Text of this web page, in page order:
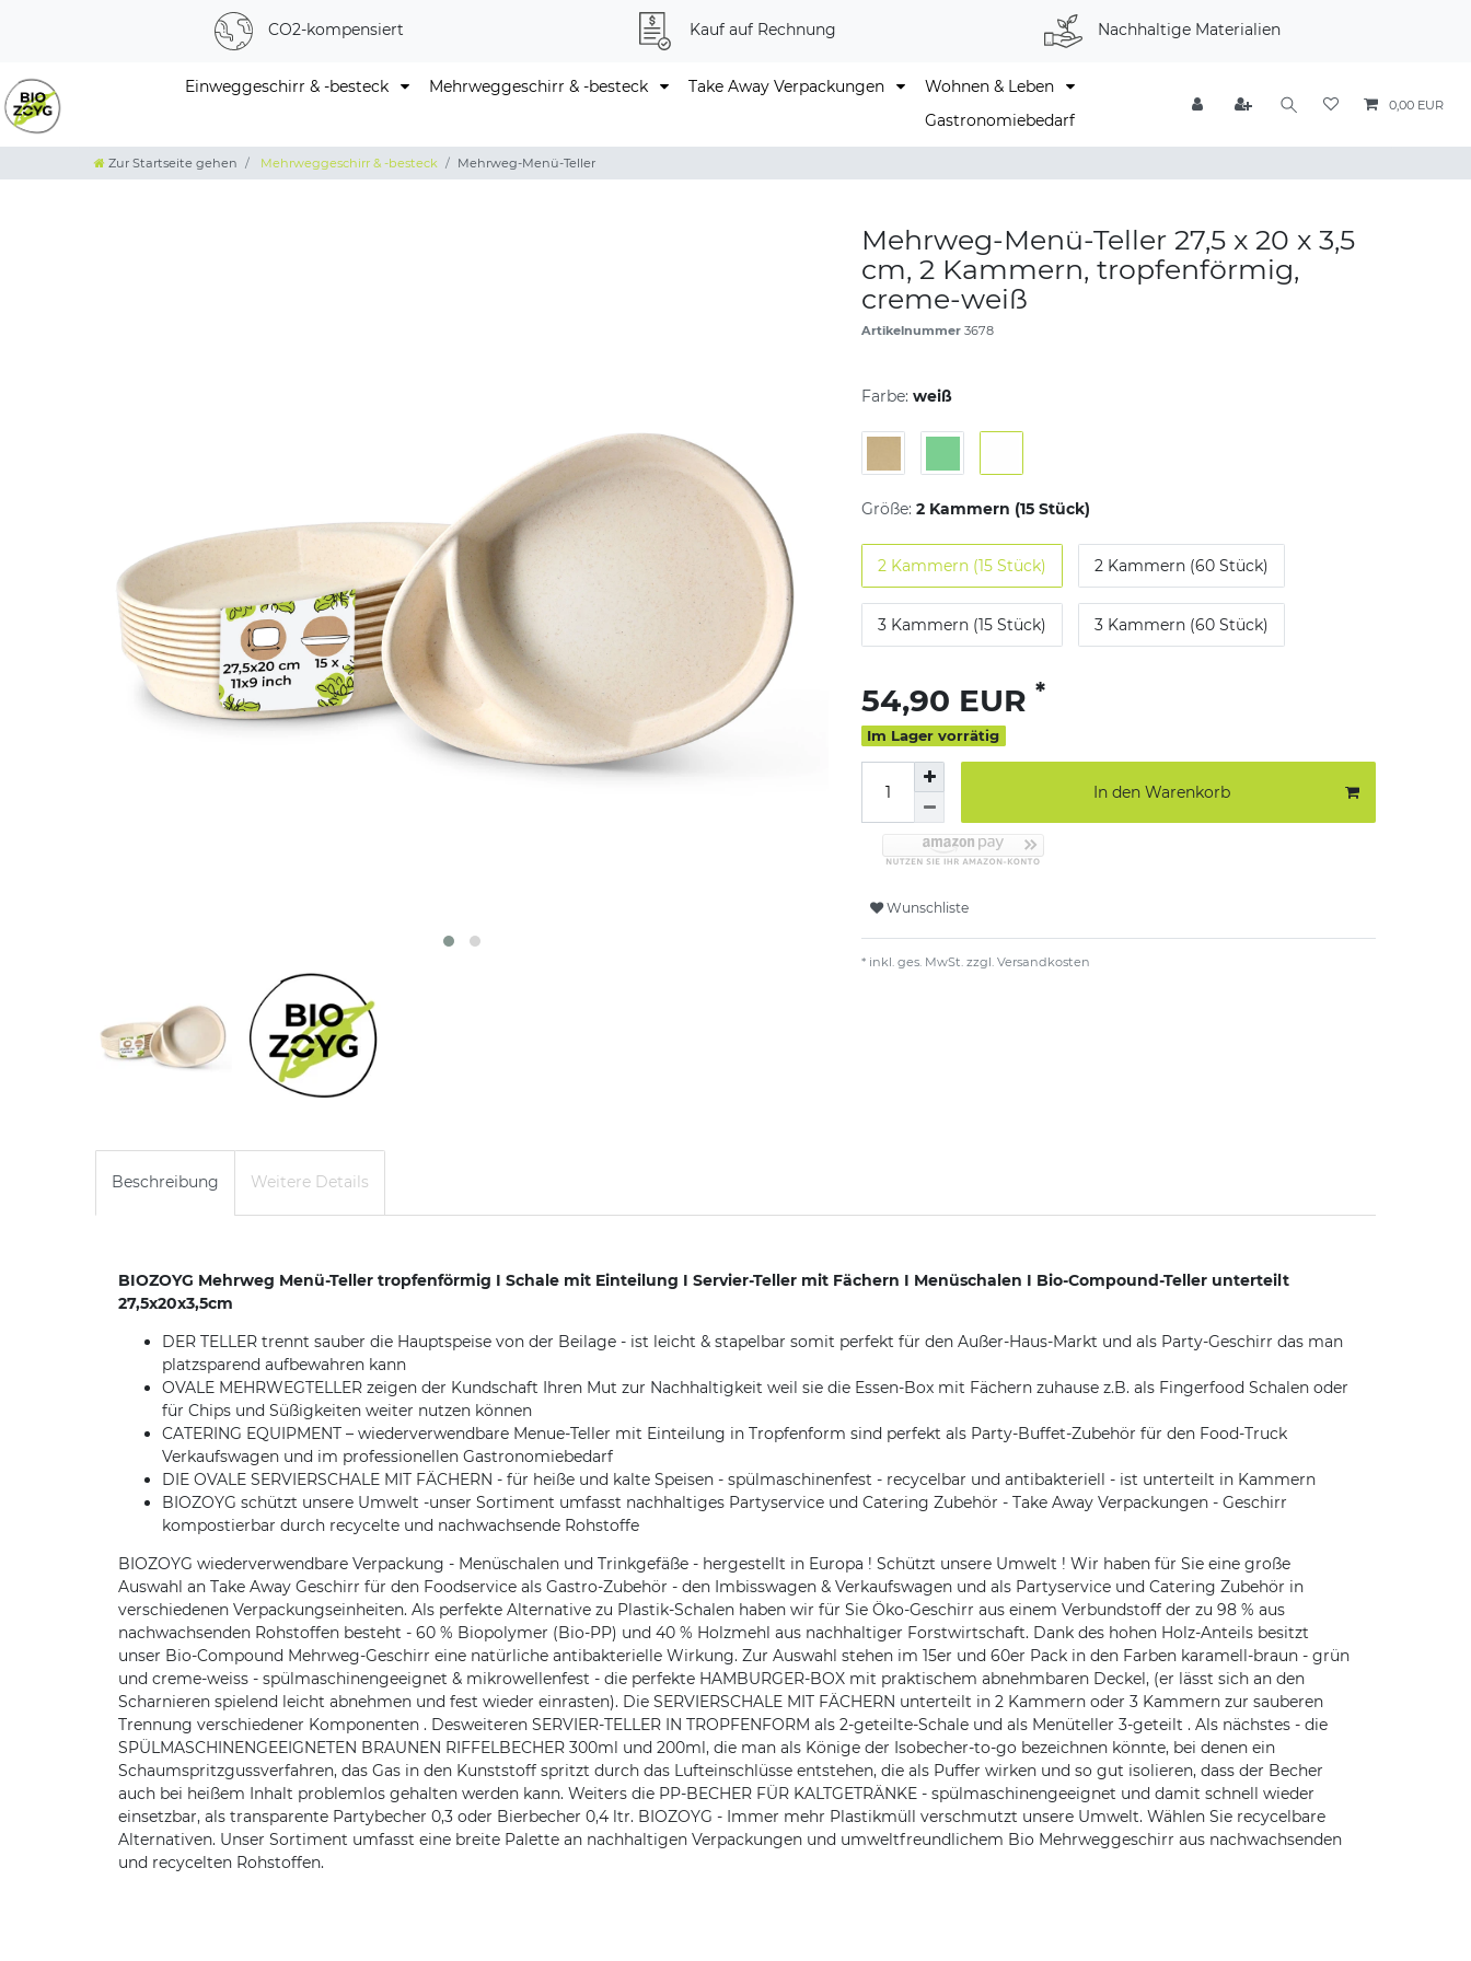
CO2-kompensiert Kauf auf Rechnung Nachhaltige Materialien
Einweggeschirr & -besteck Mehrweggeschirr & -besteck Take Away Verpackungen
Wohnen & Leben
Gastronomiebedarf
0,00 EUR
Zur Startseite gehen Mehrweggeschirr & -besteck Mehrweg-Menü-Teller
Mehrweg-Menü-Teller 27,5 x 20 x 3,5
cm, 2 Kammern, tropfenförmig,
creme-weiß
Artikelnummer 3678
Farbe: weiß
Größe: 2 Kammern (15 Stück)
2 Kammern (15 Stück) 2 Kammern (60 Stück)
3 Kammern (15 Stück) 3 Kammern (60 Stück)
54,90 EUR *
Im Lager vorrätig
In den Warenkorb
Wunschliste
* inkl. ges. MwSt. zzgl. Versandkosten
Beschreibung Weitere Details
BIOZOYG Mehrweg Menü-Teller tropfenförmig I Schale mit Einteilung I Servier-Teller mit Fächern I Menüschalen I Bio-Compound-Teller unterteilt
27,5x20x3,5cm
DER TELLER trennt sauber die Hauptspeise von der Beilage - ist leicht & stapelbar somit perfekt für den Außer-Haus-Markt und als Party-Geschirr das man
platzsparend aufbewahren kann
OVALE MEHRWEGTELLER zeigen der Kundschaft Ihren Mut zur Nachhaltigkeit weil sie die Essen-Box mit Fächern zuhause z.B. als Fingerfood Schalen oder
für Chips und Süßigkeiten weiter nutzen können
CATERING EQUIPMENT – wiederverwendbare Menue-Teller mit Einteilung in Tropfenform sind perfekt als Party-Buffet-Zubehör für den Food-Truck
Verkaufswagen und im professionellen Gastronomiebedarf
DIE OVALE SERVIERSCHALE MIT FÄCHERN - für heiße und kalte Speisen - spülmaschinenfest - recycelbar und antibakteriell - ist unterteilt in Kammern
BIOZOYG schützt unsere Umwelt -unser Sortiment umfasst nachhaltiges Partyservice und Catering Zubehör - Take Away Verpackungen - Geschirr
kompostierbar durch recycelte und nachwachsende Rohstoffe
BIOZOYG wiederverwendbare Verpackung - Menüschalen und Trinkgefäße - hergestellt in Europa ! Schützt unsere Umwelt ! Wir haben für Sie eine große
Auswahl an Take Away Geschirr für den Foodservice als Gastro-Zubehör - den Imbisswagen & Verkaufswagen und als Partyservice und Catering Zubehör in
verschiedenen Verpackungseinheiten. Als perfekte Alternative zu Plastik-Schalen haben wir für Sie Öko-Geschirr aus einem Verbundstoff der zu 98 % aus
nachwachsenden Rohstoffen besteht - 60 % Biopolymer (Bio-PP) und 40 % Holzmehl aus nachhaltiger Forstwirtschaft. Dank des hohen Holz-Anteils besitzt
unser Bio-Compound Mehrweg-Geschirr eine natürliche antibakterielle Wirkung. Zur Auswahl stehen im 15er und 60er Pack in den Farben karamell-braun - grün
und creme-weiss - spülmaschinengeeignet & mikrowellenfest - die perfekte HAMBURGER-BOX mit praktischem abnehmbaren Deckel, (er lässt sich an den
Scharnieren spielend leicht abnehmen und fest wieder einrasten). Die SERVIERSCHALE MIT FÄCHERN unterteilt in 2 Kammern oder 3 Kammern zur sauberen
Trennung verschiedener Komponenten . Desweiteren SERVIER-TELLER IN TROPFENFORM als 2-geteilte-Schale und als Menüteller 3-geteilt . Als nächstes - die
SPÜLMASCHINENGEEIGNETEN BRAUNEN RIFFELBECHER 300ml und 200ml, die man als Könige der Isobecher-to-go bezeichnen könnte, bei denen ein
Schaumspritzgussverfahren, das Gas in den Kunststoff spritzt durch das Lufteinschlüsse entstehen, die als Puffer wirken und so gut isolieren, dass der Becher
auch bei heißem Inhalt problemlos gehalten werden kann. Weiters die PP-BECHER FÜR KALTGETRÄNKE - spülmaschinengeeignet und damit schnell wieder
einsetzbar, als transparente Partybecher 0,3 oder Bierbecher 0,4 ltr. BIOZOYG - Immer mehr Plastikmüll verschmutzt unsere Umwelt. Wählen Sie recycelbare
Alternativen. Unser Sortiment umfasst eine breite Palette an nachhaltigen Verpackungen und umweltfreundlichem Bio Mehrweggeschirr aus nachwachsenden
und recycelten Rohstoffen.